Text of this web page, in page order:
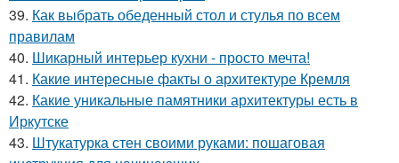
39. Как выбрать обеденный стол и стулья по всем
правилам
40. Шикарный интерьер кухни - просто мечта!
41. Какие интересные факты о архитектуре Кремля
42. Какие уникальные памятники архитектуры есть в
Иркутске
43. Штукатурка стен своими руками: пошаговая